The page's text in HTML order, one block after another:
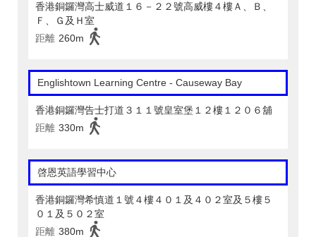
香港銅鑼灣高士威道１６－２２號高威樓４樓Ａ、Ｂ、
Ｆ、Ｇ及Ｈ室
距離 260m
Englishtown Learning Centre‎ - Causeway Bay
香港銅鑼灣告士打道３１１號皇室堡１２樓１２０６舖
距離 330m
啓恩英語學習中心
香港銅鑼灣希慎道１號４樓４０１及４０２室及５樓５
０１及５０２室
距離 380m